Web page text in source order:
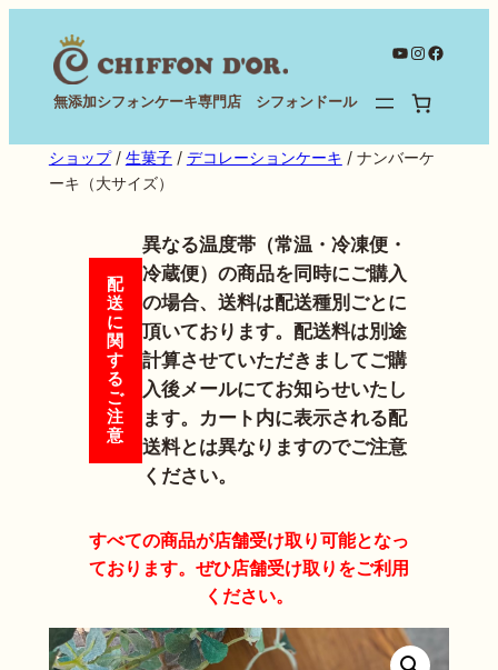
無添加シフォンケーキ専門店 シフォンドール
YouTube
Instagram
ショップ/ 生菓子/ デコレーションケーキ / ナンバーケ
ーキ（大サイズ）
配
送
に
関
す
る
ご
注
意
異なる温度帯（常温・冷凍便・
冷蔵便）の商品を同時にご購入
の場合、送料は配送種別ごとに
頂いております。配送料は別途
計算させていただきましてご購
入後メールにてお知らせいたし
ます。カート内に表示される配
送料とは異なりますのでご注意
ください。
すべての商品が店舗受け取り可能となっ
ております。ぜひ店舗受け取りをご利用
ください。